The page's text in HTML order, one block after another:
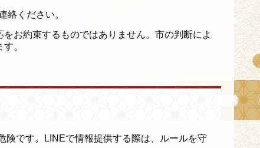
絡ください。
お約束するものではありません。市の判断によ
。
険です。LINEで情報提供する際は、ルールを守